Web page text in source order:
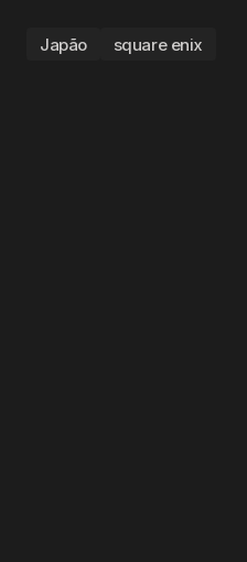
Japão square enix